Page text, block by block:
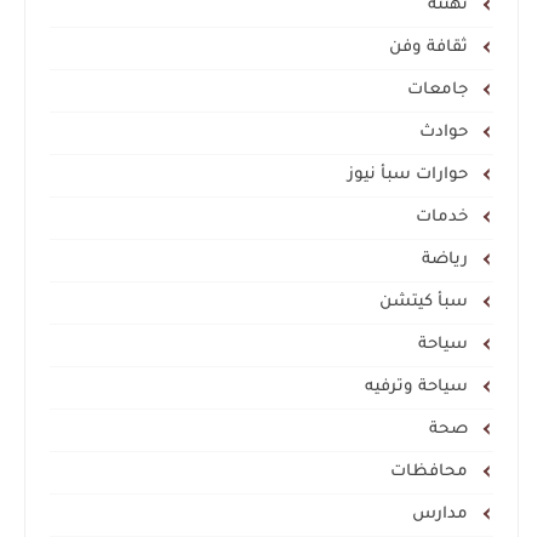
تهنئة
ثقافة وفن
جامعات
حوادث
حوارات سبأ نيوز
خدمات
رياضة
سبأ كيتشن
سياحة
سياحة وترفيه
صحة
محافظات
مدارس